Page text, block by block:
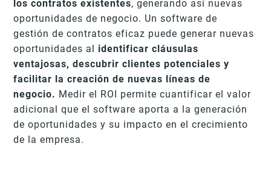
los contratos existentes, generando así nuevas
oportunidades de negocio. Un software de
gestión de contratos eficaz puede generar nuevas
oportunidades al identificar cláusulas
ventajosas, descubrir clientes potenciales y
facilitar la creación de nuevas líneas de
negocio. Medir el ROI permite cuantificar el valor
adicional que el software aporta a la generación
de oportunidades y su impacto en el crecimiento
de la empresa.